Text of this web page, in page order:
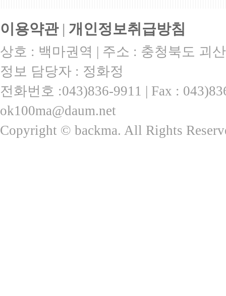
이용약관| 개인정보취급방침
상호 : 백마권역 | 주소 : 충청북도 괴
정보 담당자 : 정화정
전화번호 :043)836-9911 | Fax :
ok100ma@daum.net
Copyright © backma. All Rights